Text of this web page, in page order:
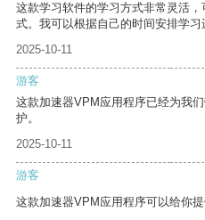
这款学习软件的学习方式非常灵活
式。我可以根据自己的时间安排学习
2025-10-11
游客
这款加速器VPM应用程序已经为我
护。
2025-10-11
游客
这款加速器VPM应用程序可以给你